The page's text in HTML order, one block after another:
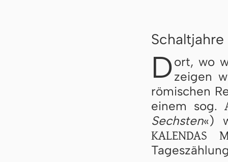
Schaltjahre
Dort, wo
zeigen
römischen
einem sog.
Sechsten«)
KALENDAS